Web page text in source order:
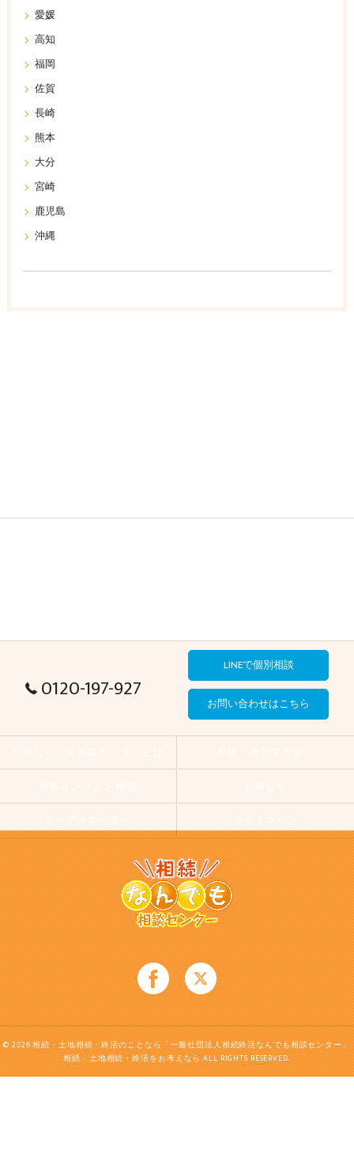
愛媛
高知
福岡
佐賀
長崎
熊本
大分
宮崎
鹿児島
沖縄
0120-197-927
LINEで個別相談
お問い合わせはこちら
© 2026 相続・土地相続・終活のことなら「一般社団法人相続終活なんでも相談センター」
相続・土地相続・終活をお考えなら ALL RIGHTS RESERVED.